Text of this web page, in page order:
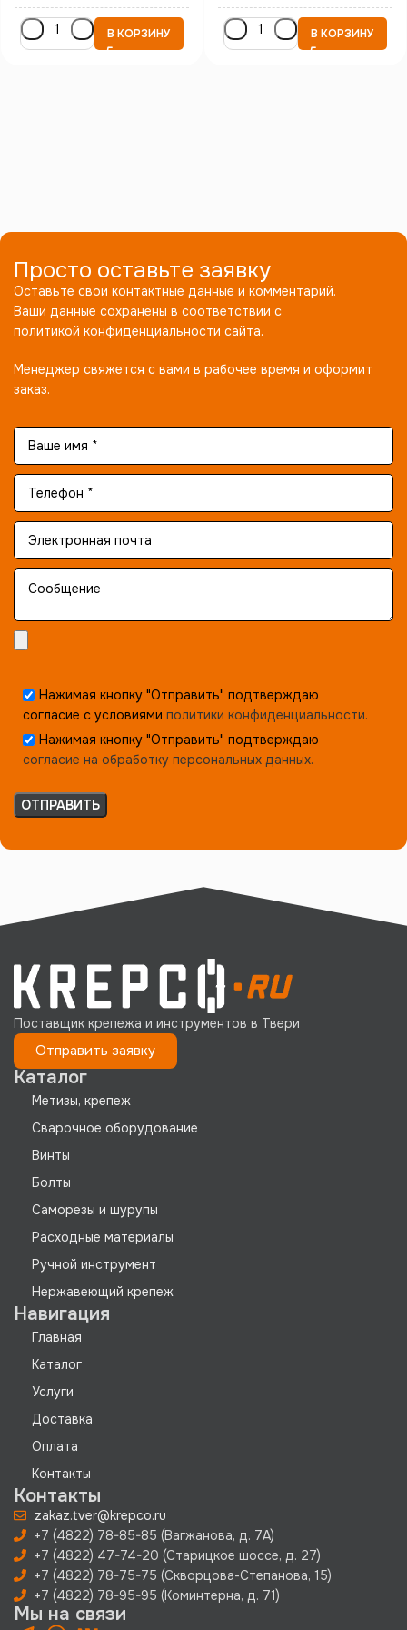
В КОРЗИНУ В КОРЗИНУ
Просто оставьте заявку
Оставьте свои контактные данные и комментарий.
Ваши данные сохранены в соответствии с
политикой конфиденциальности сайта.
Менеджер свяжется с вами в рабочее время и оформит
заказ.
Нажимая кнопку "Отправить" подтверждаю
согласие с условиями политики конфиденциальности.
Нажимая кнопку "Отправить" подтверждаю
согласие на обработку персональных данных.
Поставщик крепежа и инструментов в Твери
Отправить заявку
Каталог
Метизы, крепеж
Сварочное оборудование
Винты
Болты
Саморезы и шурупы
Расходные материалы
Ручной инструмент
Нержавеющий крепеж
Навигация
Главная
Каталог
Услуги
Доставка
Оплата
Контакты
Контакты
zakaz.tver@krepco.ru
+7 (4822) 78-85-85 (Вагжанова, д. 7А)
+7 (4822) 47-74-20 (Старицкое шоссе, д. 27)
+7 (4822) 78-75-75 (Скворцова-Степанова, 15)
+7 (4822) 78-95-95 (Коминтерна, д. 71)
Мы на связи